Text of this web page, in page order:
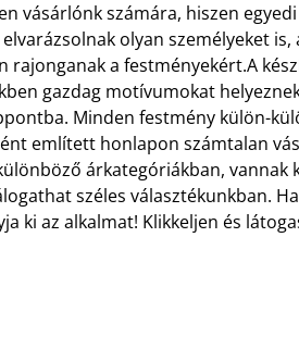
vásárlónk számára, hiszen
olyan személyeket is,
rajonganak a festményekért.A
gazdag motívumokat
Minden festmény külön-
említett honlapon számtalan
árkategóriákban, vannak
széles választékunkban.
ki az alkalmat! Klikkeljen és